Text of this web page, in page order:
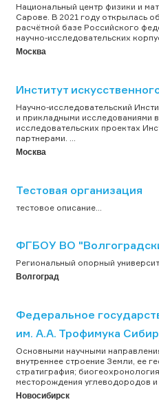
Национальный центр физики и
Сарове. В 2021 году открылась
расчётной базе Российского
научно-исследовательских
Москва
Институт
Научно-исследовательский
и прикладными исследованиями
исследовательских проектах
партнерами. ...
Москва
Тестовая организация
тестовое описание...
ФГБОУ ВО
Региональный опорный
Волгоград
Федеральное
им. А.А. Трофимука
Основными научными
внутреннее строение Земли, ее
стратиграфия;
месторождения углеводородов и
Новосибирск